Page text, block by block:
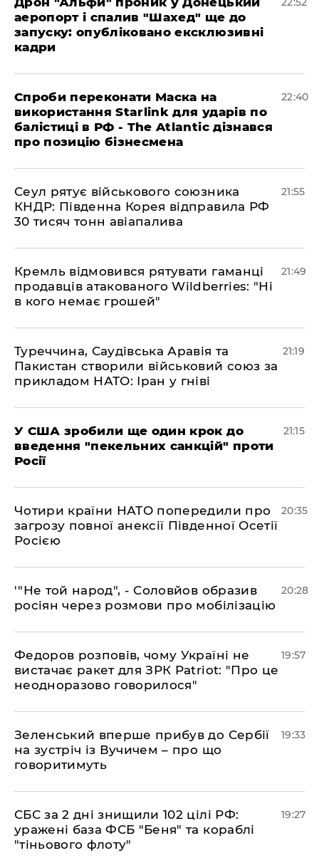
аеропорт і спалив "Шахед" ще до
запуску: опубліковано ексклюзивні
кадри
​Спроби переконати Маска на
використання Starlink для ударів по
балістиці в РФ - The Atlantic дізнався
про позицію бізнесмена
22:40
​Сеул рятує військового союзника
КНДР: Південна Корея відправила РФ
30 тисяч тонн авіапалива
21:55
​Кремль відмовився рятувати гаманці
продавців атакованого Wildberries: "Ні
в кого немає грошей"
21:49
​Туреччина, Саудівська Аравія та
Пакистан створили військовий союз за
прикладом НАТО: Іран у гніві
21:19
​У США зробили ще один крок до
введення "пекельних санкцій" проти
Росії
21:15
​Чотири країни НАТО попередили про
загрозу повної анексії Південної Осетії
Росією
20:35
​'"Не той народ", - Соловйов образив
росіян через розмови про мобілізацію
20:28
​Федоров розповів, чому Україні не
вистачає ракет для ЗРК Patriot: "Про це
неодноразово говорилося"
19:57
​Зеленський вперше прибув до Сербії
на зустріч із Вучичем – про що
говоритимуть
19:33
​СБС за 2 дні знищили 102 цілі РФ:
уражені база ФСБ "Беня" та кораблі
"тіньового флоту"
19:27